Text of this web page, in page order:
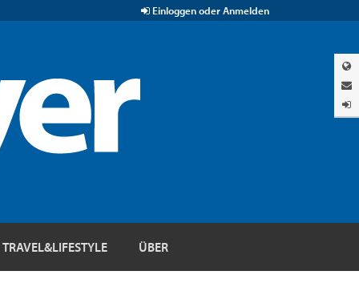
Einloggen oder Anmelden
TRAVEL&LIFESTYLE ÜBER